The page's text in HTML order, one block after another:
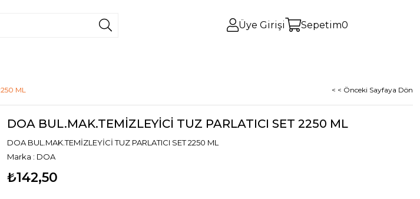
Üye Girişi Sepetim0
ML < < Önceki Sayfaya Dön
DOA BUL.MAK.TEMİZLEYİCİ TUZ PARLATICI SET 2250 ML
DOA BUL.MAK.TEMİZLEYİCİ TUZ PARLATICI SET 2250 ML
Marka : DOA
₺142,50